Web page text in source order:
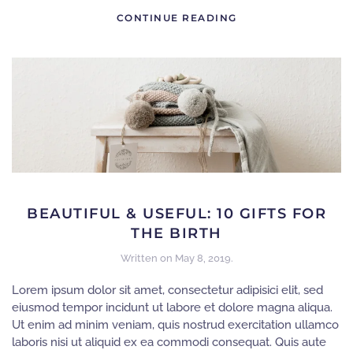
CONTINUE READING
BEAUTIFUL & USEFUL: 10 GIFTS FOR
THE BIRTH
Written on May 8, 2019.
Lorem ipsum dolor sit amet, consectetur adipisici elit, sed
eiusmod tempor incidunt ut labore et dolore magna aliqua.
Ut enim ad minim veniam, quis nostrud exercitation ullamco
laboris nisi ut aliquid ex ea commodi consequat. Quis aute